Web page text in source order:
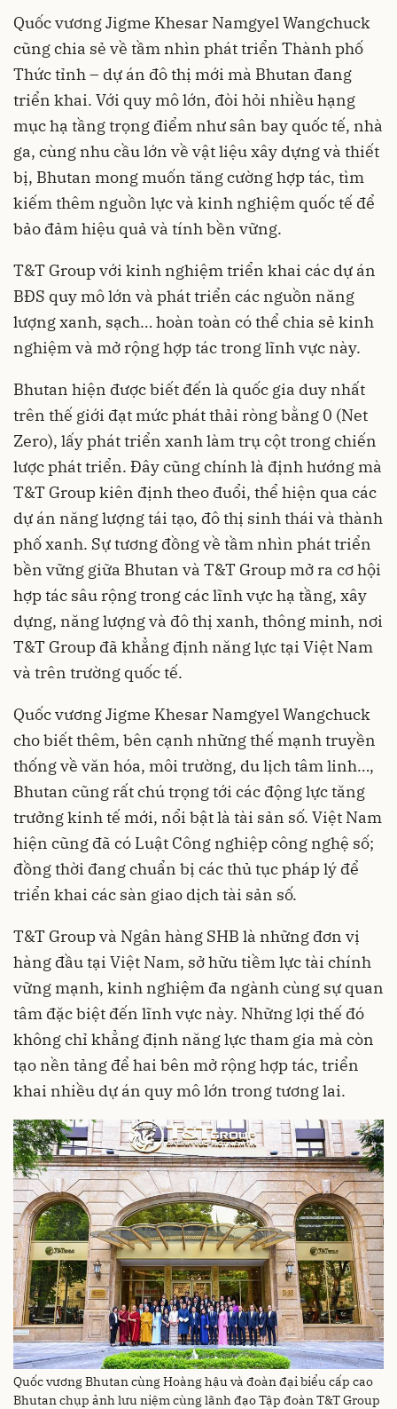
Quốc vương Jigme Khesar Namgyel Wangchuck
cũng chia sẻ về tầm nhìn phát triển Thành phố
Thức tỉnh – dự án đô thị mới mà Bhutan đang
triển khai. Với quy mô lớn, đòi hỏi nhiều hạng
mục hạ tầng trọng điểm như sân bay quốc tế, nhà
ga, cùng nhu cầu lớn về vật liệu xây dựng và thiết
bị, Bhutan mong muốn tăng cường hợp tác, tìm
kiếm thêm nguồn lực và kinh nghiệm quốc tế để
bảo đảm hiệu quả và tính bền vững.
T&T Group với kinh nghiệm triển khai các dự án
BĐS quy mô lớn và phát triển các nguồn năng
lượng xanh, sạch… hoàn toàn có thể chia sẻ kinh
nghiệm và mở rộng hợp tác trong lĩnh vực này.
Bhutan hiện được biết đến là quốc gia duy nhất
trên thế giới đạt mức phát thải ròng bằng 0 (Net
Zero), lấy phát triển xanh làm trụ cột trong chiến
lược phát triển. Đây cũng chính là định hướng mà
T&T Group kiên định theo đuổi, thể hiện qua các
dự án năng lượng tái tạo, đô thị sinh thái và thành
phố xanh. Sự tương đồng về tầm nhìn phát triển
bền vững giữa Bhutan và T&T Group mở ra cơ hội
hợp tác sâu rộng trong các lĩnh vực hạ tầng, xây
dựng, năng lượng và đô thị xanh, thông minh, nơi
T&T Group đã khẳng định năng lực tại Việt Nam
và trên trường quốc tế.
Quốc vương Jigme Khesar Namgyel Wangchuck
cho biết thêm, bên cạnh những thế mạnh truyền
thống về văn hóa, môi trường, du lịch tâm linh…,
Bhutan cũng rất chú trọng tới các động lực tăng
trưởng kinh tế mới, nổi bật là tài sản số. Việt Nam
hiện cũng đã có Luật Công nghiệp công nghệ số;
đồng thời đang chuẩn bị các thủ tục pháp lý để
triển khai các sàn giao dịch tài sản số.
T&T Group và Ngân hàng SHB là những đơn vị
hàng đầu tại Việt Nam, sở hữu tiềm lực tài chính
vững mạnh, kinh nghiệm đa ngành cùng sự quan
tâm đặc biệt đến lĩnh vực này. Những lợi thế đó
không chỉ khẳng định năng lực tham gia mà còn
tạo nền tảng để hai bên mở rộng hợp tác, triển
khai nhiều dự án quy mô lớn trong tương lai.
Quốc vương Bhutan cùng Hoàng hậu và đoàn đại biểu cấp cao
Bhutan chụp ảnh lưu niệm cùng lãnh đạo Tập đoàn T&T Group